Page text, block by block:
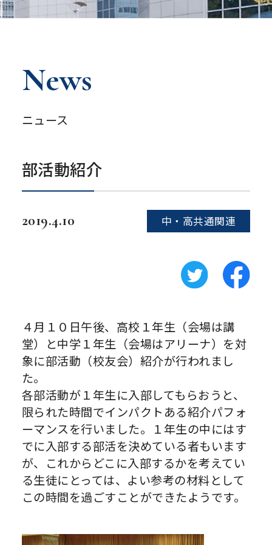
News
ニュース
部活動紹介
2019.4.10 中・高共通関連
４月１０日午後、高校１年生（会場は講
堂）と中学１年生（会場はアリーナ）を対
象に部活動（校友会）紹介が行われまし
た。
各部活動が１年生に入部してもらおうと、
限られた時間でインパクトある紹介パフォ
ーマンスを行いました。１年生の中にはす
でに入部する部活を決めている者もいます
が、これからどこに入部するかを考えてい
る生徒にとっては、よい参考の材料として
この時間を過ごすことができたようです。